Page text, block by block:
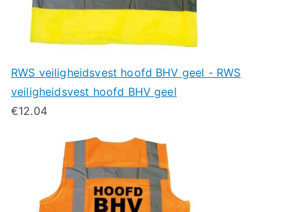
RWS veiligheidsvest hoofd BHV geel - RWS
veiligheidsvest hoofd BHV geel
€12.04